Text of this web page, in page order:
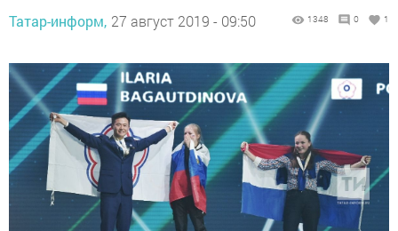
Татар-информ, 27 август 2019 - 09:50 1348 0 1